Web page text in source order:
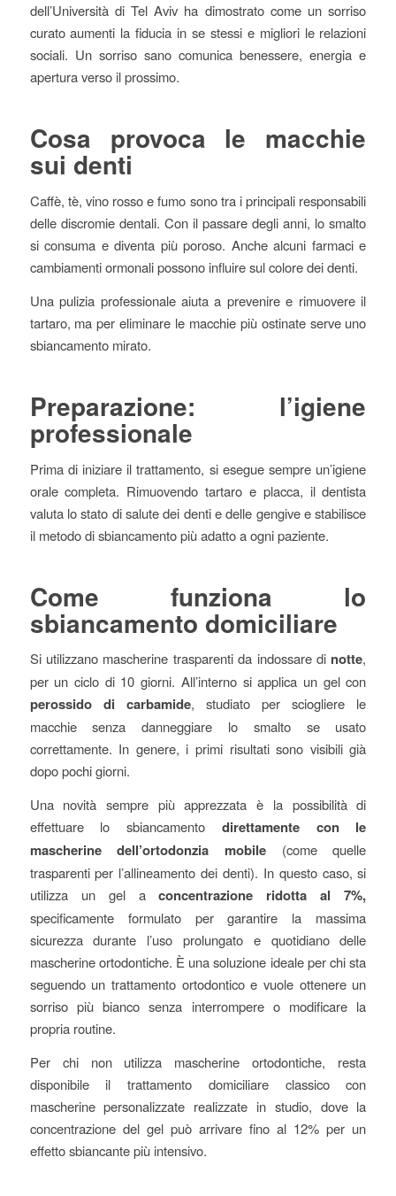
dell’Università di Tel Aviv ha dimostrato come un sorriso
curato aumenti la fiducia in se stessi e migliori le relazioni
sociali. Un sorriso sano comunica benessere, energia e
apertura verso il prossimo.
Cosa provoca le macchie
sui denti
Caffè, tè, vino rosso e fumo sono tra i principali responsabili
delle discromie dentali. Con il passare degli anni, lo smalto
si consuma e diventa più poroso. Anche alcuni farmaci e
cambiamenti ormonali possono influire sul colore dei denti.
Una pulizia professionale aiuta a prevenire e rimuovere il
tartaro, ma per eliminare le macchie più ostinate serve uno
sbiancamento mirato.
Preparazione: l’igiene
professionale
Prima di iniziare il trattamento, si esegue sempre un’igiene
orale completa. Rimuovendo tartaro e placca, il dentista
valuta lo stato di salute dei denti e delle gengive e stabilisce
il metodo di sbiancamento più adatto a ogni paziente.
Come funziona lo
sbiancamento domiciliare
Si utilizzano mascherine trasparenti da indossare di notte,
per un ciclo di 10 giorni. All’interno si applica un gel con
perossido di carbamide, studiato per sciogliere le
macchie senza danneggiare lo smalto se usato
correttamente. In genere, i primi risultati sono visibili già
dopo pochi giorni.
Una novità sempre più apprezzata è la possibilità di
effettuare lo sbiancamento direttamente con le
mascherine dell’ortodonzia mobile (come quelle
trasparenti per l’allineamento dei denti). In questo caso, si
utilizza un gel aconcentrazione ridotta al 7%,
specificamente formulato per garantire la massima
sicurezza durante l’uso prolungato e quotidiano delle
mascherine ortodontiche. È una soluzione ideale per chi sta
seguendo un trattamento ortodontico e vuole ottenere un
sorriso più bianco senza interrompere o modificare la
propria routine.
Per chi non utilizza mascherine ortodontiche, resta
disponibile il trattamento domiciliare classico con
mascherine personalizzate realizzate in studio, dove la
concentrazione del gel può arrivare fino al 12% per un
effetto sbiancante più intensivo.